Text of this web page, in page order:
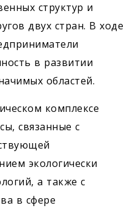
структур и
двух стран. В ходе
в развитии
областей.
комплексе
связанные с
экологически
а также с
в сфере